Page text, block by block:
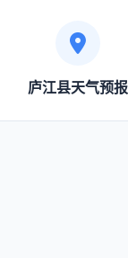
庐江县天气预报